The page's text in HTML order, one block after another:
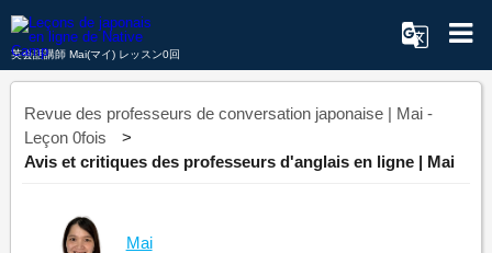
英会話講師 Mai(マイ) レッスン0回
Revue des professeurs de conversation japonaise | Mai -
Leçon 0fois
Avis et critiques des professeurs d'anglais en ligne | Mai
Mai